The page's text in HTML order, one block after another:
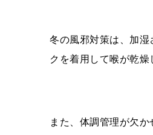
冬の風邪対策は、加
クを着用して喉が乾
また、体調管理が欠